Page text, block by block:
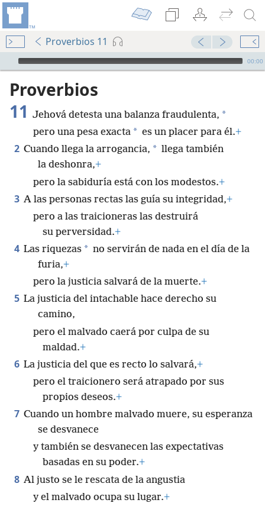
Proverbios 11
Audio Player
00:00
Proverbios
11 Jehová detesta una balanza fraudulenta, *
pero una pesa exacta * es un placer para él.+
2 Cuando llega la arrogancia, * llega también
la deshonra,+
pero la sabiduría está con los modestos.+
3 A las personas rectas las guía su integridad,+
pero a las traicioneras las destruirá
su perversidad.+
4 Las riquezas * no servirán de nada en el día de la
furia,+
pero la justicia salvará de la muerte.+
5 La justicia del intachable hace derecho su
camino,
pero el malvado caerá por culpa de su
maldad.+
6 La justicia del que es recto lo salvará,+
pero el traicionero será atrapado por sus
propios deseos.+
7 Cuando un hombre malvado muere, su esperanza
se desvanece
y también se desvanecen las expectativas
basadas en su poder.+
8 Al justo se le rescata de la angustia
y el malvado ocupa su lugar.+